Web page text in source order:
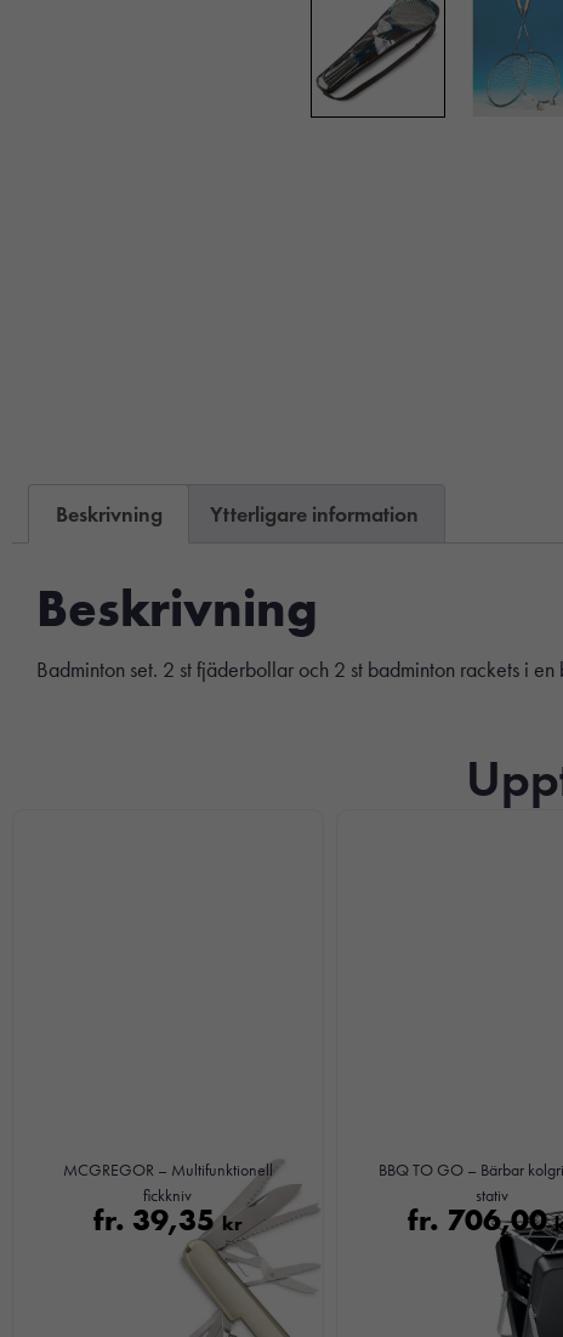
Beskrivning Ytterligare information
Beskrivning
Badminton set. 2 st fjäderbollar och 2 st badminton rackets i
MCGREGOR – Multifunktionell
fickkniv
fr. 39,35kr
BBQ TO GO – Bärbar
stativ
fr. 706,00